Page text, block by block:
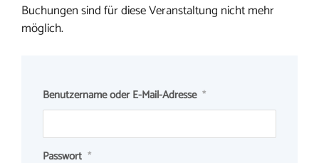
Buchungen sind für diese Veranstaltung nicht mehr
möglich.
Benutzername oder E-Mail-Adresse *
Passwort *